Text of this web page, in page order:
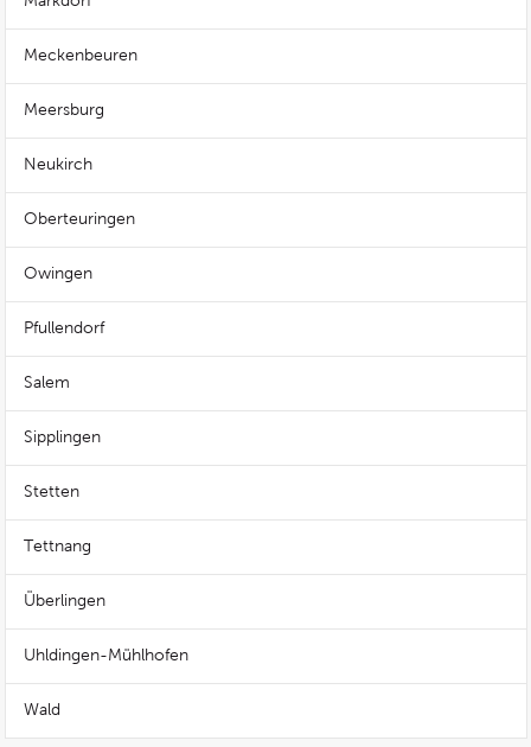
Meckenbeuren
Meersburg
Neukirch
Oberteuringen
Owingen
Pfullendorf
Salem
Sipplingen
Stetten
Tettnang
Überlingen
Uhldingen-Mühlhofen
Wald